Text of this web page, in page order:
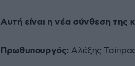
Αυτή είναι η νέα σύνθεση της
Πρωθυπουργός: Αλέξης